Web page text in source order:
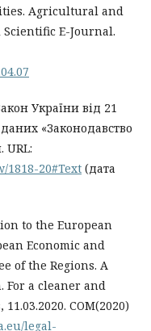
Agricultural and
E-Journal.
України від 21
«Законодавство
URL:
1818-20#Text (дата
to the European
Economic and
of the Regions. A
For a cleaner and
COM(2020)
legal-